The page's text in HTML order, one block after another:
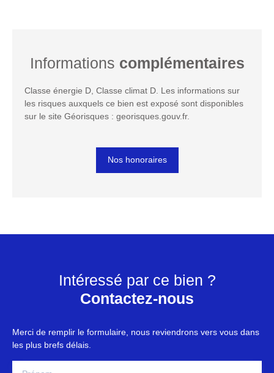
Informations complémentaires
Classe énergie D, Classe climat D. Les informations sur
les risques auxquels ce bien est exposé sont disponibles
sur le site Géorisques : georisques.gouv.fr.
Nos honoraires
Intéressé par ce bien ?
Contactez-nous
Merci de remplir le formulaire, nous reviendrons vers vous dans
les plus brefs délais.